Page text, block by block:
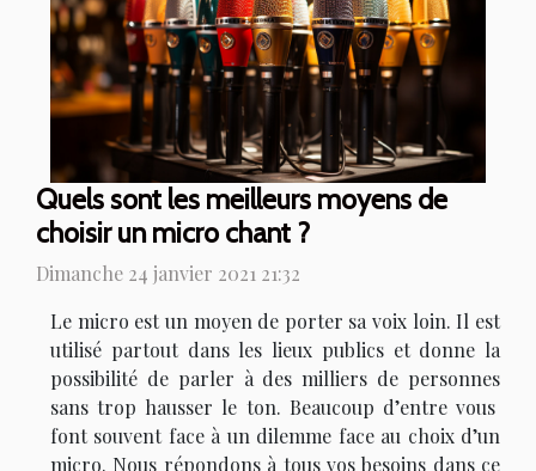
Quels sont les meilleurs moyens de
choisir un micro chant ?
Dimanche 24 janvier 2021 21:32
Le micro est un moyen de porter sa voix loin. Il est
utilisé partout dans les lieux publics et donne la
possibilité de parler à des milliers de personnes
sans trop hausser le ton. Beaucoup d’entre vous
font souvent face à un dilemme face au choix d’un
micro. Nous répondons à tous vos besoins dans ce